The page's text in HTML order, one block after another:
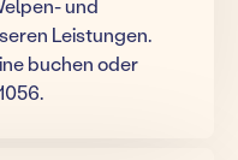
und
Leistungen.
buchen oder